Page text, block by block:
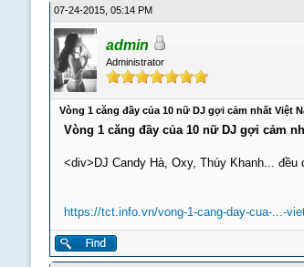
07-24-2015, 05:14 PM
admin
Administrator
Vòng 1 căng đầy của 10 nữ DJ gợi cảm nhất Việt
Vòng 1 căng đầy của 10 nữ DJ gợi cảm
<div>DJ Candy Hà, Oxy, Thúy Khanh...
https://tct.info.vn/vong-1-cang-day-cua-...-